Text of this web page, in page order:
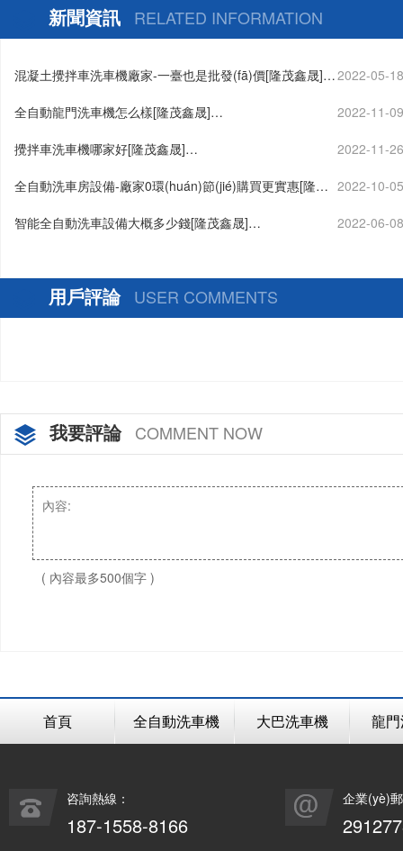
案定制生產[隆茂鑫晟]
新聞資訊 RELATED INFORMATION
混凝土攪拌車洗車機廠家-一臺也是批發(fā)價[隆茂鑫晟]…2022-05-
全自動龍門洗車機怎么樣[隆茂鑫晟]… 2022-11-
攪拌車洗車機哪家好[隆茂鑫晟]… 2022-11-
全自動洗車房設備-廠家0環(huán)節(jié)購買更實惠[隆茂 2022-10-
智能全自動洗車設備大概多少錢[隆茂鑫晟]… 2022-06-
用戶評論 USER COMMENTS
我要評論 COMMENT NOW
( 內容最多500個字 )
首頁 全自動洗車機 大巴洗車機 龍
咨詢熱線：
187-1558-8166
企業(yè)